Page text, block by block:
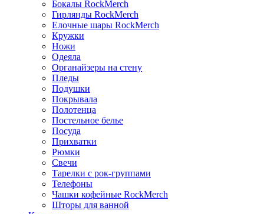
Бокалы RockMerch
Гирлянды RockMerch
Елочные шары RockMerch
Кружки
Ножи
Одеяла
Органайзеры на стену
Пледы
Подушки
Покрывала
Полотенца
Постельное белье
Посуда
Прихватки
Рюмки
Свечи
Тарелки с рок-группами
Телефоны
Чашки кофейные RockMerch
Шторы для ванной